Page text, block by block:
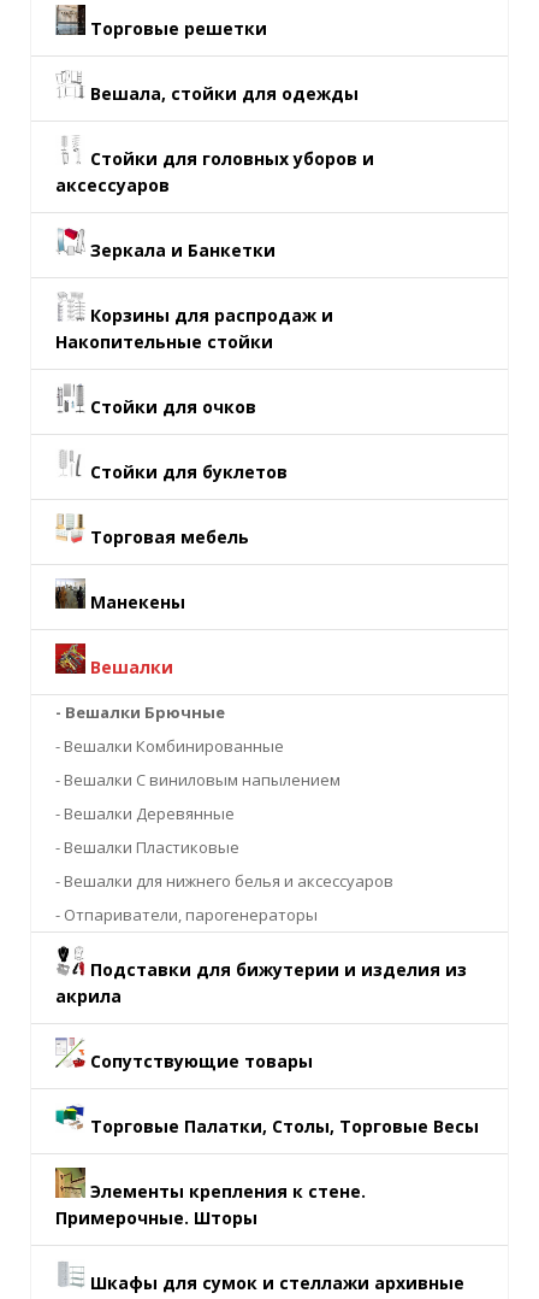
Торговые решетки
Вешала, стойки для одежды
Стойки для головных уборов и
аксессуаров
Зеркала и Банкетки
Корзины для распродаж и
Накопительные стойки
Стойки для очков
Стойки для буклетов
Торговая мебель
Манекены
Вешалки
- Вешалки Брючные
- Вешалки Комбинированные
- Вешалки С виниловым напылением
- Вешалки Деревянные
- Вешалки Пластиковые
- Вешалки для нижнего белья и аксессуаров
- Отпариватели, парогенераторы
Подставки для бижутерии и изделия из
акрила
Сопутствующие товары
Торговые Палатки, Столы, Торговые Весы
Элементы крепления к стене.
Примерочные. Шторы
Шкафы для сумок и стеллажи архивные